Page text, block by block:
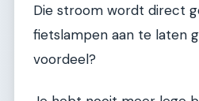
Die stroom wordt direct
fietslampen aan te laten
voordeel?